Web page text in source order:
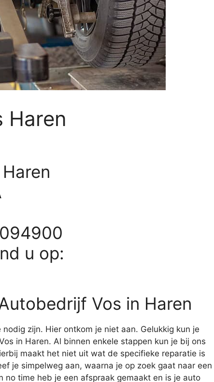
Haren
u op:
Vos in Haren
zijn. Hier ontkom je niet aan. Gelukkig kun je
in Haren. Al binnen enkele stappen kun je bij ons
maakt het niet uit wat de specifieke reparatie is
je simpelweg aan, waarna je op zoek gaat naar een
no time heb je een afspraak gemaakt en is je auto